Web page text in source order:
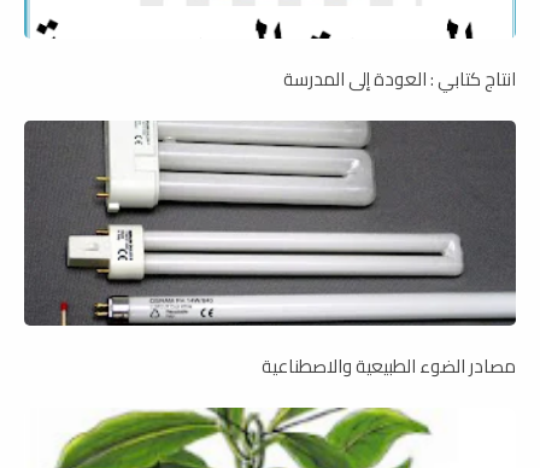
انتاج كتابي : العودة إلى المدرسة
مصادر الضوء الطبيعية والاصطناعية